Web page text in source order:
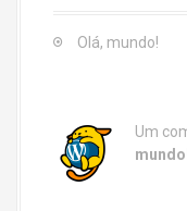
Olá, mundo!
Um